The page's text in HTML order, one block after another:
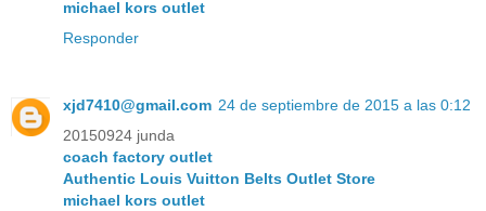
michael kors outlet
Responder
xjd7410@gmail.com 24 de septiembre de 2015 a las 0:12
20150924 junda
coach factory outlet
Authentic Louis Vuitton Belts Outlet Store
michael kors outlet